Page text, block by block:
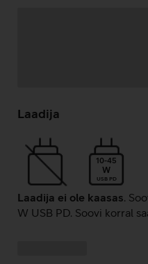
laadimine
Laadija
10-45
W
USB PD
Laadija ei ole kaasas.
W USB PD. Soovi korral